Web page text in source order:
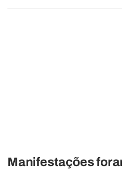
Manifestações